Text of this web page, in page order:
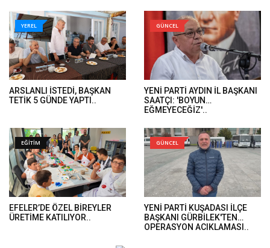
VERECEK..
YEREL
ARSLANLI İSTEDİ, BAŞKAN
TETİK 5 GÜNDE YAPTI..
GÜNCEL
YENİ PARTİ AYDIN İL BAŞKANI
SAATÇI: 'BOYUN
EĞMEYECEĞİZ'..
EĞİTİM
EFELER’DE ÖZEL BİREYLER
ÜRETİME KATILIYOR..
GÜNCEL
YENİ PARTİ KUŞADASI İLÇE
BAŞKANI GÜRBİLEK'TEN
OPERASYON AÇIKLAMASI..